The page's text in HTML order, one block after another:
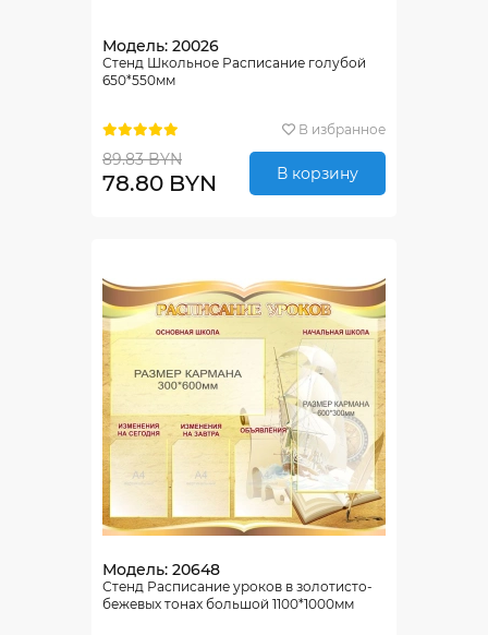
Модель: 20026
Стенд Школьное Расписание голубой
650*550мм
В избранное
89.83 BYN
78.80 BYN В корзину
Модель: 20648
Стенд Расписание уроков в золотисто-
бежевых тонах большой 1100*1000мм